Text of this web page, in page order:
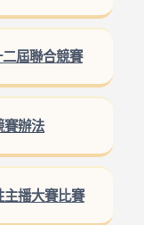
屆聯合競賽
賽辦法
主播大賽比賽